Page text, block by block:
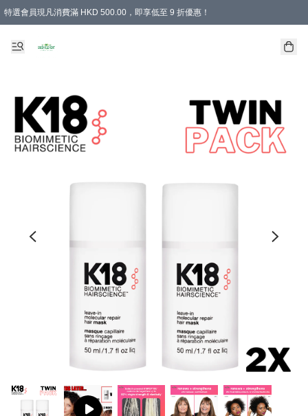
特選會員現凡消費滿 HKD 500.00，即享低至 9 折優惠！